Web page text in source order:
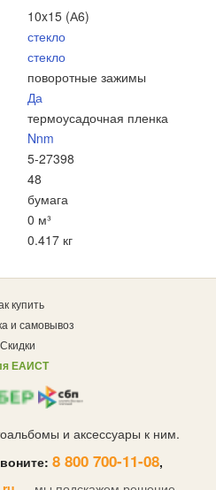
10x15 (А6)
стекло
стекло
поворотные зажимы
Да
термоусадочная пленка
Nnm
5-27398
48
бумага
0 м³
0.417 кг
купить
и самовывоз
Скидки
ЕАИСТ
и аксессуары к ним.
8 800 700-11-08,